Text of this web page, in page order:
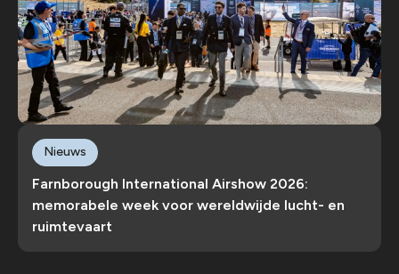
Farnborough International Airshow 2026:
memorabele week voor wereldwijde lucht- en
ruimtevaart
Nieuws